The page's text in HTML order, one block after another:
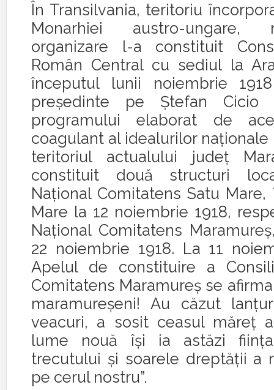
În Transilvania, teritoriu
Monarhiei austro-
organizare l-a constituit
Român Central cu sediul la
începutul lunii noiembrie
preşedinte pe Ştefan Cicio
programului elaborat de
coagulant al idealurilor naţionale
teritoriul actualului judeţ
constituit două structuri
Naţional Comitatens Satu Mare,
Mare la 12 noiembrie 1918,
Naţional Comitatens
22 noiembrie 1918. La 11
Apelul de constituire a
Comitatens Maramureş se
maramureşeni! Au căzut
veacuri, a sosit ceasul măreţ
lume nouă îşi ia astăzi
trecutului şi soarele dreptăţii a
pe cerul nostru”.